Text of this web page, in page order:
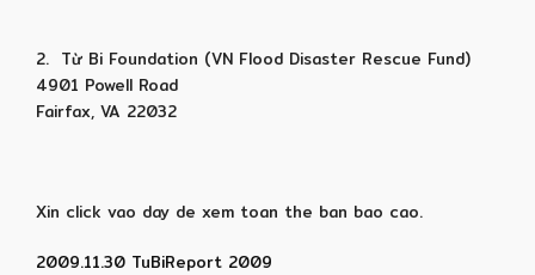
2. Từ Bi Foundation (VN Flood Disaster Rescue Fund)
4901 Powell Road
Fairfax, VA 22032
Xin click vao day de xem toan the ban bao cao.
2009.11.30 TuBiReport 2009